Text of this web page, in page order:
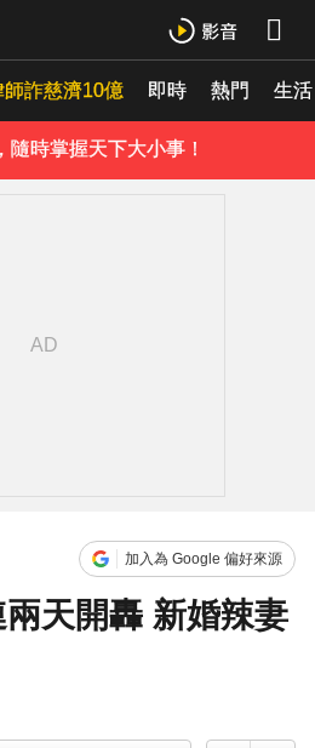
師詐慈濟10億 即時 熱門 生活
《理財達人秀》X 安聯投信免費講座報名中！搶先卡位 2027
隨時掌握天下大小事！
加入為 Google 偏好來源
天開轟 新婚辣妻